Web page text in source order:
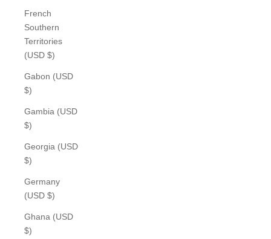
French
Southern
Territories
(USD $)
Gabon (USD
$)
Gambia (USD
$)
Georgia (USD
$)
Germany
(USD $)
Ghana (USD
$)